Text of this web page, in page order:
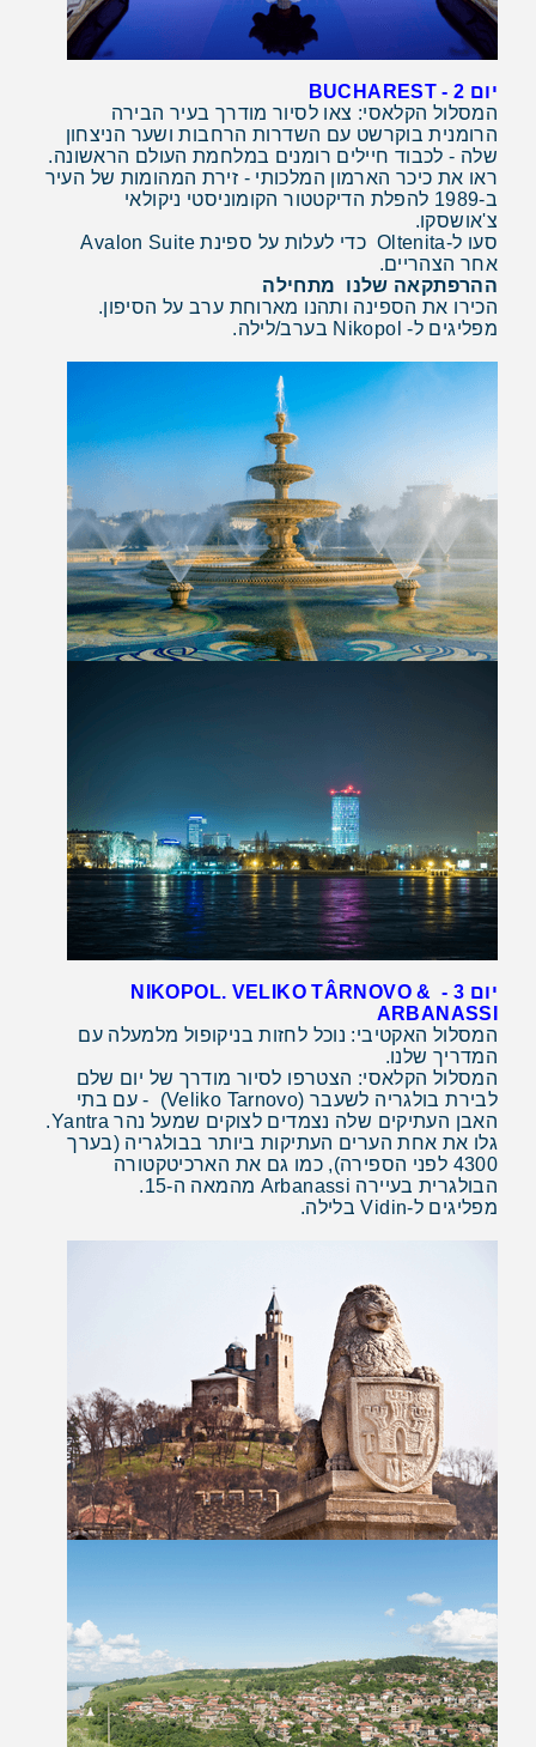
יום 2 - BUCHAREST
המסלול הקלאסי: צאו לסיור מודרך בעיר הבירה
הרומנית בוקרשט עם השדרות הרחבות ושער הניצחון
שלה - לכבוד חיילים רומנים במלחמת העולם הראשונה.
ראו את כיכר הארמון המלכותי - זירת המהומות של העיר
ב-1989 להפלת הדיקטטור הקומוניסטי ניקולאי
צ'אושסקו.
סעו ל-Oltenita כדי לעלות על ספינת Avalon Suite
אחר הצהריים.
ההרפתקאה שלנו מתחילה
הכירו את הספינה ותהנו מארוחת ערב על הסיפון.
מפליגים ל- Nikopol בערב/לילה.
יום 3 - NIKOPOL. VELIKO TÂRNOVO &
ARBANASSI
המסלול האקטיבי: נוכל לחזות בניקופול מלמעלה עם
המדריך שלנו.
המסלול הקלאסי: הצטרפו לסיור מודרך של יום שלם
לבירת בולגריה לשעבר (Veliko Tarnovo) - עם בתי
האבן העתיקים שלה נצמדים לצוקים שמעל נהר Yantra.
גלו את אחת הערים העתיקות ביותר בבולגריה (בערך
4300 לפני הספירה), כמו גם את הארכיטקטורה
הבולגרית בעיירה Arbanassi מהמאה ה-15.
מפליגים ל-Vidin בלילה.